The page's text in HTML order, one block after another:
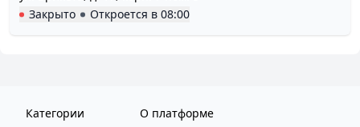
Закрыто
Откроется в 08:00
Категории
О платформе